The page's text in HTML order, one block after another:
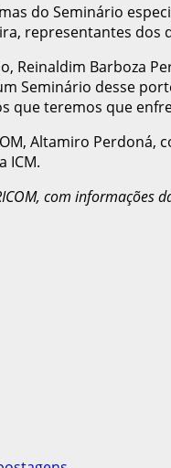
do Seminário
representantes dos
Reinaldim Barboza
Seminário desse
que teremos que
Altamiro
ICM.
com informações da